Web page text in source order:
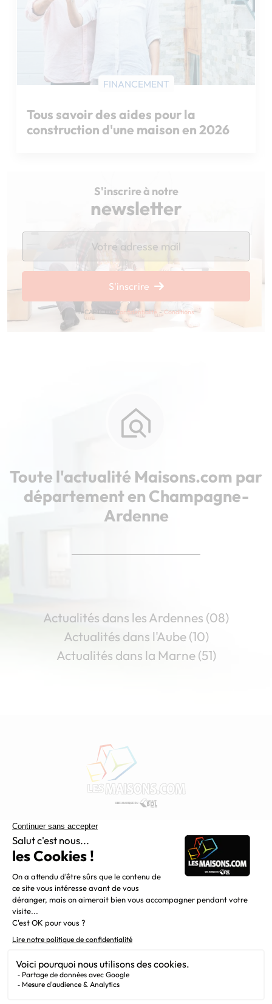
Chargement...
FINANCEMENT
Tous savoir des aides pour la
construction d'une maison en 2026
S'inscrire à notre
newsletter
Chargement...
S'inscrire
reCAPTCHA Confidentialité - Conditions
Toute l'actualité Maisons.com par
département en Champagne-
Ardenne
Actualités dans les Ardennes (08)
Actualités dans l'Aube (10)
Actualités dans la Marne (51)
Constructeur de maisons individuelles, Maisons.com est une
filiale du Groupe BDL, leader de la construction dans le
grand nord de la France.
Liens utiles
Newsletter
Mentions légales